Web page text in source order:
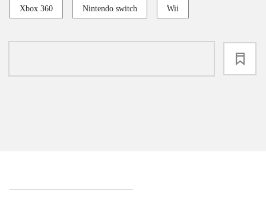
Xbox 360 Nintendo switch Wii